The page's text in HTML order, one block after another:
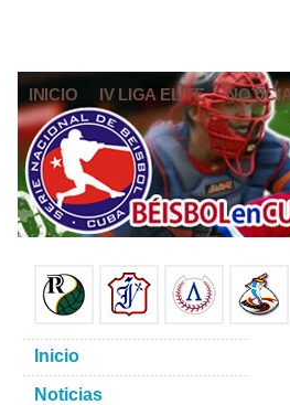
INICIO IV LIGA ELITE
Inicio
Noticias